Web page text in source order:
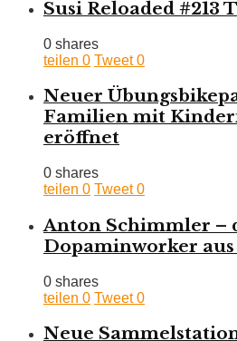
Susi Reloaded #213
0 shares
teilen 0 Tweet 0
Neuer
Familien mit
eröffnet
0 shares
teilen 0 Tweet 0
Anton Schimmler –
Dopaminworker aus
0 shares
teilen 0 Tweet 0
Neue